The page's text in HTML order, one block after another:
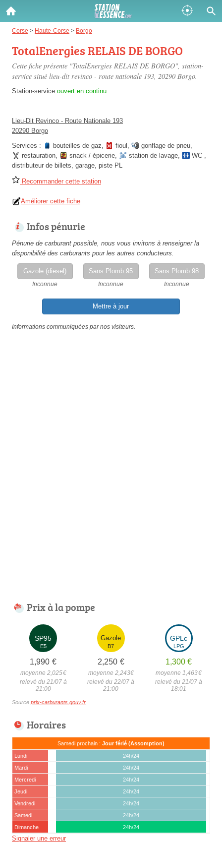
Corse > Haute-Corse > Borgo
TotalEnergies RELAIS DE BORGO
Cette fiche présente "TotalEnergies RELAIS DE BORGO", station-
service situé lieu-dit revinco - route nationale 193, 20290 Borgo.
Station-service ouvert en continu
Lieu-Dit Revinco - Route Nationale 193
20290 Borgo
Services :
bouteilles de gaz, fioul , gonflage de pneu,
restauration, snack / épicerie, station de lavage, WC ,
distributeur de billets, garage, piste PL
Recommander cette station
Améliorer cette fiche
Infos pénurie
Pénurie de carburant possible, nous vous invitons à renseigner la
disponibilité des carburants pour les autres conducteurs.
Gazole (diesel)
Inconnue
Sans Plomb 95
Inconnue
Sans Plomb 98
Inconnue
Mettre à jour
Informations communiquées par nos visiteurs.
Prix à la pompe
SP95
E5
1,990 €
moyenne 2,025€
relevé du 21/07 à
21:00
Gazole
B7
2,250 €
moyenne 2,243€
relevé du 22/07 à
21:00
GPLc
LPG
1,300 €
moyenne 1,463€
relevé du 21/07 à
18:01
Source prix-carburants.gouv.fr
Horaires
Samedi prochain : Jour férié (Assomption)
Lundi
24h/24
Mardi
24h/24
Mercredi
24h/24
Jeudi
24h/24
Vendredi
24h/24
Samedi
24h/24
Dimanche
24h/24
Signaler une erreur
Gazole :
Disponible Épuisé
SP 98 :
Disponible